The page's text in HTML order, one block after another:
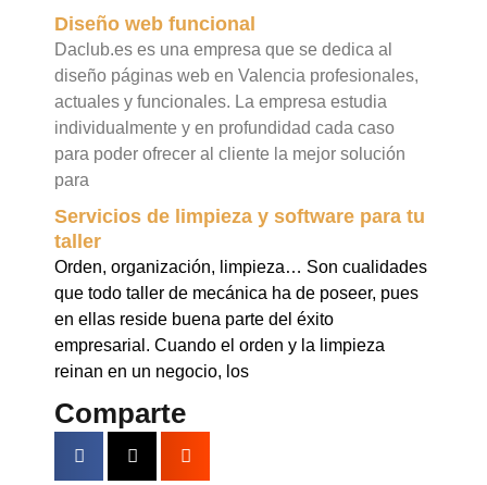
Diseño web funcional
Daclub.es es una empresa que se dedica al
diseño páginas web en Valencia profesionales,
actuales y funcionales. La empresa estudia
individualmente y en profundidad cada caso
para poder ofrecer al cliente la mejor solución
para
Servicios de limpieza y software para tu
taller
Orden, organización, limpieza… Son cualidades
que todo taller de mecánica ha de poseer, pues
en ellas reside buena parte del éxito
empresarial. Cuando el orden y la limpieza
reinan en un negocio, los
Comparte